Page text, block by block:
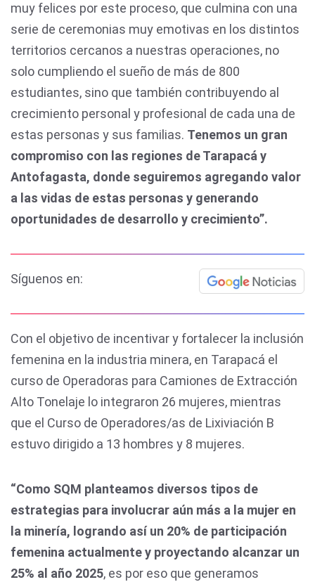
muy felices por este proceso, que culmina con una
serie de ceremonias muy emotivas en los distintos
territorios cercanos a nuestras operaciones, no
solo cumpliendo el sueño de más de 800
estudiantes, sino que también contribuyendo al
crecimiento personal y profesional de cada una de
estas personas y sus familias. Tenemos un gran
compromiso con las regiones de Tarapacá y
Antofagasta, donde seguiremos agregando valor
a las vidas de estas personas y generando
oportunidades de desarrollo y crecimiento”.
Síguenos en:
Con el objetivo de incentivar y fortalecer la inclusión
femenina en la industria minera, en Tarapacá el
curso de Operadoras para Camiones de Extracción
Alto Tonelaje lo integraron 26 mujeres, mientras
que el Curso de Operadores/as de Lixiviación B
estuvo dirigido a 13 hombres y 8 mujeres.
“Como SQM planteamos diversos tipos de
estrategias para involucrar aún más a la mujer en
la minería, logrando así un 20% de participación
femenina actualmente y proyectando alcanzar un
25% al año 2025, es por eso que generamos